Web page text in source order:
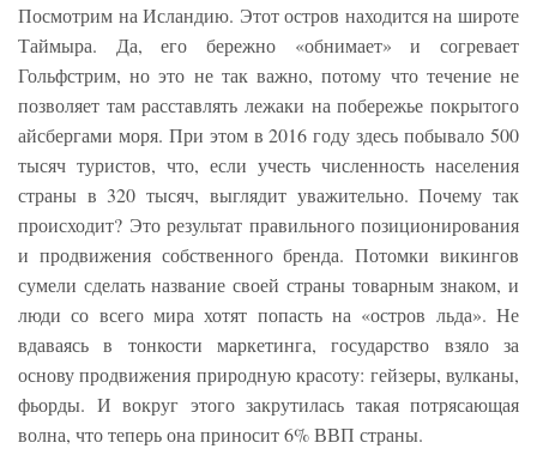
Посмотрим на Исландию. Этот остров находится на широте
Таймыра. Да, его бережно «обнимает» и согревает
Гольфстрим, но это не так важно, потому что течение не
позволяет там расставлять лежаки на побережье покрытого
айсбергами моря. При этом в 2016 году здесь побывало 500
тысяч туристов, что, если учесть численность населения
страны в 320 тысяч, выглядит уважительно. Почему так
происходит? Это результат правильного позиционирования
и продвижения собственного бренда. Потомки викингов
сумели сделать название своей страны товарным знаком, и
люди со всего мира хотят попасть на «остров льда». Не
вдаваясь в тонкости маркетинга, государство взяло за
основу продвижения природную красоту: гейзеры, вулканы,
фьорды. И вокруг этого закрутилась такая потрясающая
волна, что теперь она приносит 6% ВВП страны.